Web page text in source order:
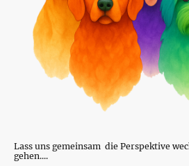
Lass uns gemeinsam die Perspektive
gehen....